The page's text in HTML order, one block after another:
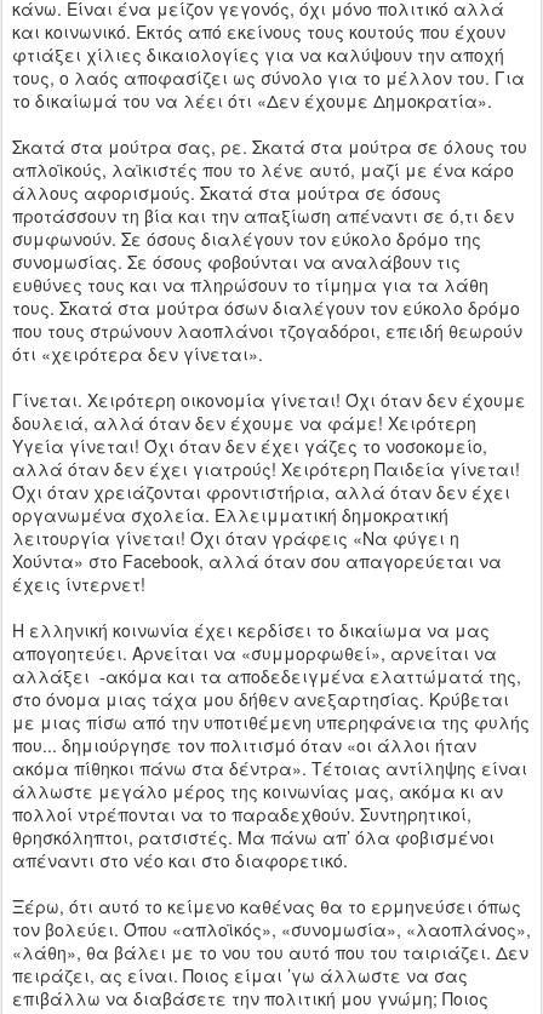
κάνω. Είναι ένα μείζον γεγονός, όχι μόνο πολιτικό αλλά
και κοινωνικό. Εκτός από εκείνους τους κουτούς που έχουν
φτιάξει χίλιες δικαιολογίες για να καλύψουν την αποχή
τους, ο λαός αποφασίζει ως σύνολο για το μέλλον του. Για
το δικαίωμά του να λέει ότι «Δεν έχουμε Δημοκρατία».
Σκατά στα μούτρα σας, ρε. Σκατά στα μούτρα σε όλους του
απλοϊκούς, λαϊκιστές που το λένε αυτό, μαζί με ένα κάρο
άλλους αφορισμούς. Σκατά στα μούτρα σε όσους
προτάσσουν τη βία και την απαξίωση απέναντι σε ό,τι δεν
συμφωνούν. Σε όσους διαλέγουν τον εύκολο δρόμο της
συνομωσίας. Σε όσους φοβούνται να αναλάβουν τις
ευθύνες τους και να πληρώσουν το τίμημα για τα λάθη
τους. Σκατά στα μούτρα όσων διαλέγουν τον εύκολο δρόμο
που τους στρώνουν λαοπλάνοι τζογαδόροι, επειδή θεωρούν
ότι «χειρότερα δεν γίνεται».
Γίνεται. Χειρότερη οικονομία γίνεται! Όχι όταν δεν έχουμε
δουλειά, αλλά όταν δεν έχουμε να φάμε! Χειρότερη
Υγεία γίνεται! Όχι όταν δεν έχει γάζες το νοσοκομείο,
αλλά όταν δεν έχει γιατρούς! Χειρότερη Παιδεία γίνεται!
Όχι όταν χρειάζονται φροντιστήρια, αλλά όταν δεν έχει
οργανωμένα σχολεία. Ελλειμματική δημοκρατική
λειτουργία γίνεται! Όχι όταν γράφεις «Να φύγει η
Χούντα» στο Facebook, αλλά όταν σου απαγορεύεται να
έχεις ίντερνετ!
Η ελληνική κοινωνία έχει κερδίσει το δικαίωμα να μας
απογοητεύει. Αρνείται να «συμμορφωθεί», αρνείται να
αλλάξει -ακόμα και τα αποδεδειγμένα ελαττώματά της,
στο όνομα μιας τάχα μου δήθεν ανεξαρτησίας. Κρύβεται
με μιας πίσω από την υποτιθέμενη υπερηφάνεια της φυλής
που... δημιούργησε τον πολιτισμό όταν «οι άλλοι ήταν
ακόμα πίθηκοι πάνω στα δέντρα». Τέτοιας αντίληψης είναι
άλλωστε μεγάλο μέρος της κοινωνίας μας, ακόμα κι αν
πολλοί ντρέπονται να το παραδεχθούν. Συντηρητικοί,
θρησκόληπτοι, ρατσιστές. Μα πάνω απ’ όλα φοβισμένοι
απέναντι στο νέο και στο διαφορετικό.
Ξέρω, ότι αυτό το κείμενο καθένας θα το ερμηνεύσει όπως
τον βολεύει. Όπου «απλοϊκός», «συνομωσία», «λαοπλάνος»,
«λάθη», θα βάλει με το νου του αυτό που του ταιριάζει. Δεν
πειράζει, ας είναι. Ποιος είμαι ’γω άλλωστε να σας
επιβάλλω να διαβάσετε την πολιτική μου γνώμη; Ποιος